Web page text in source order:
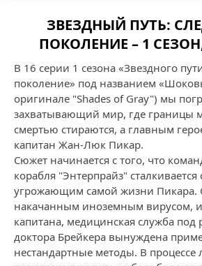
ЗВЕЗДНЫЙ ПУТЬ:
ПОКОЛЕНИЕ – 1
В 16 серии 1 сезона «Звездного
поколение» под названием
оригинале "Shades of Gray") мы
захватывающий мир, где границы
смертью стираются, а главным
капитан Жан-Люк Пикар.
Сюжет начинается с того, что
корабля "Энтерпрайз" сталкивается
угрожающим самой жизни Пикара.
накачанным иноземным вирусом,
капитана, медицинская служба под
доктора Брейкера вынуждена
нестандартные методы. В процессе